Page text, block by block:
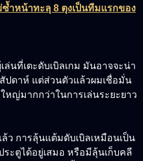
ซ้ำหน้าทะลุ 8 ตุงเป็นทีมแรกของ
นที่เตะดับเบิลเกม มันอาจจะน่า
ปดาห์ แต่ส่วนตัวแล้วผมเชื่อมั่น
หญ่มากกว่าในการเล่นระยะยาว
ว การลุ้นแต้มดับเบิลเหมือนเป็น
ะตูได้อยู่เสมอ หรือมีลุ้นเก็บคลี